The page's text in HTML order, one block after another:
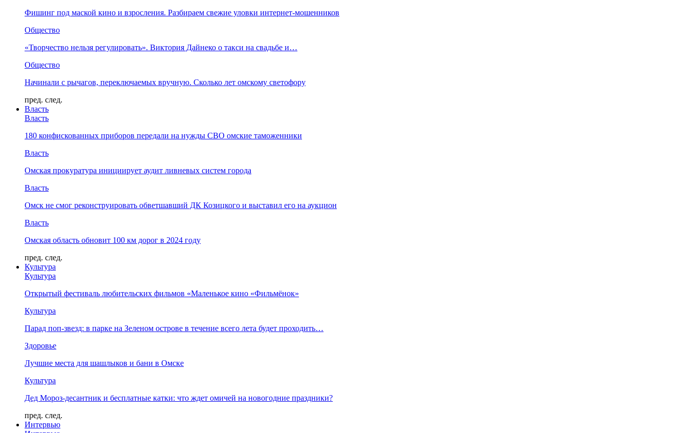
Фишинг под маской кино и взросления. Разбираем свежие уловки интернет-мошенников
Общество
«Творчество нельзя регулировать». Виктория Дайнеко о такси на свадьбе и…
Общество
Начинали с рычагов, переключаемых вручную. Сколько лет омскому светофору
пред. след.
Власть
Власть
180 конфискованных приборов передали на нужды СВО омские таможенники
Власть
Омская прокуратура инициирует аудит ливневых систем города
Власть
Омск не смог реконструировать обветшавший ДК Козицкого и выставил его на аукцион
Власть
Омская область обновит 100 км дорог в 2024 году
пред. след.
Культура
Культура
Открытый фестиваль любительских фильмов «Маленькое кино «Фильмёнок»
Культура
Парад поп-звезд: в парке на Зеленом острове в течение всего лета будет проходить…
Здоровье
Лучшие места для шашлыков и бани в Омске
Культура
Дед Мороз-десантник и бесплатные катки: что ждет омичей на новогодние праздники?
пред. след.
Интервью